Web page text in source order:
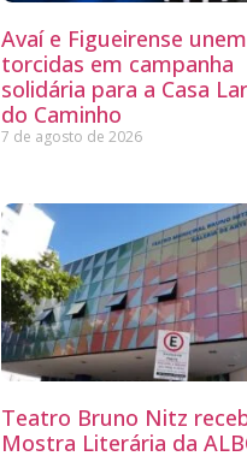
Avaí e Figueirense unem
torcidas em campanha
solidária para a Casa
do Caminho
7 de agosto de 2026
Teatro Bruno Nitz
Mostra Literária da